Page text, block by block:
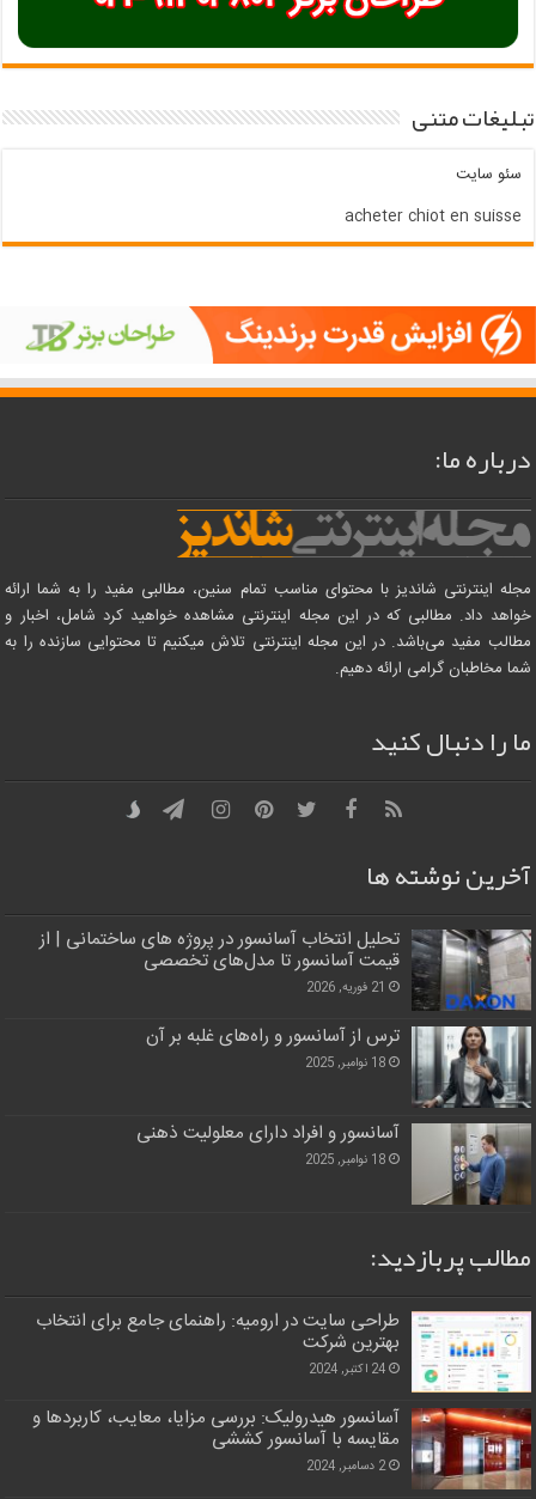
تبلیغات متنی
سئو سایت
acheter chiot en suisse
درباره ما:
مجله اینترنتی شاندیز با محتوای مناسب تمام سنین، مطالبی مفید را به شما ارائه
خواهد داد. مطالبی که در این مجله اینترنتی مشاهده خواهید کرد شامل، اخبار و
مطالب مفید می‌باشد. در این مجله اینترنتی تلاش میکنیم تا محتوایی سازنده را به
شما مخاطبان گرامی ارائه دهیم.
ما را دنبال کنید
آخرین نوشته ها
تحلیل انتخاب آسانسور در پروژه‌ های ساختمانی | از
قیمت آسانسور تا مدل‌های تخصصی
21 فوریه, 2026
ترس از آسانسور و راه‌های غلبه بر آن
18 نوامبر, 2025
آسانسور و افراد دارای معلولیت ذهنی
18 نوامبر, 2025
مطالب پربازدید:
طراحی سایت در ارومیه: راهنمای جامع برای انتخاب
بهترین شرکت
24 اکتبر, 2024
آسانسور هیدرولیک: بررسی مزایا، معایب، کاربردها و
مقایسه با آسانسور کششی
2 دسامبر, 2024